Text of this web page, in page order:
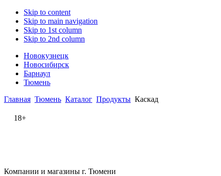
Skip to content
Skip to main navigation
Skip to 1st column
Skip to 2nd column
Новокузнецк
Новосибирск
Барнаул
Тюмень
Главная Тюмень Каталог Продукты Каскад
18+
Компании и магазины г. Тюмени